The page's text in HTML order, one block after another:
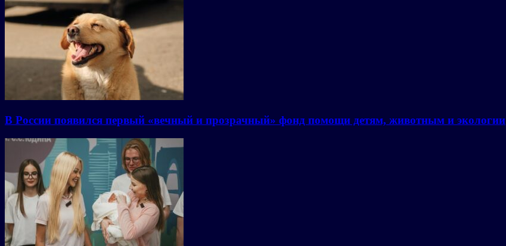
В России появился первый «вечный и прозрачный» фонд помощи детям, животным и экологии